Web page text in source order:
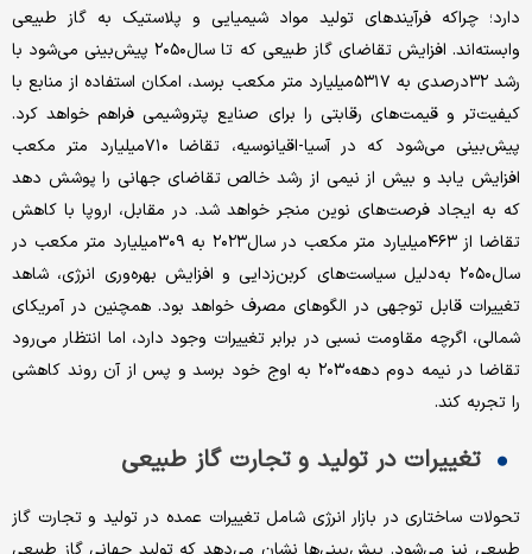
دارد؛ چراکه فرآیندهای تولید مواد شیمیایی و پلاستیک به گاز طبیعی
وابسته‌اند. افزایش تقاضای گاز طبیعی که تا سال۲۰۵۰ پیش‌بینی می‌شود با
رشد ۳۲درصدی به ۵۳۱۷میلیارد متر مکعب برسد، امکان استفاده از منابع با
کیفیت‌تر و قیمت‌های رقابتی را برای صنایع پتروشیمی فراهم خواهد ‌کرد.
پیش‌بینی می‌شود که در آسیا-اقیانوسیه، تقاضا ۷۱۰میلیارد متر مکعب
افزایش یابد و بیش از نیمی از رشد خالص تقاضای جهانی را پوشش دهد
که به ایجاد فرصت‌های نوین منجر خواهد شد. در مقابل، اروپا با کاهش
تقاضا از ۴۶۳میلیارد متر مکعب در سال۲۰۲۳ به ۳۰۹میلیارد متر مکعب در
سال۲۰۵۰ به‌دلیل سیاست‌های کربن‌زدایی و افزایش بهره‌وری انرژی، شاهد
تغییرات قابل توجهی در الگوهای مصرف خواهد بود. همچنین در آمریکای
شمالی، اگرچه مقاومت نسبی در برابر تغییرات وجود دارد، اما انتظار می‌رود
تقاضا در نیمه دوم دهه۲۰۳۰ به اوج خود برسد و پس از آن روند کاهشی
را تجربه کند.
تغییرات در تولید و تجارت گاز طبیعی
تحولات ساختاری در بازار انرژی شامل تغییرات عمده در تولید و تجارت گاز